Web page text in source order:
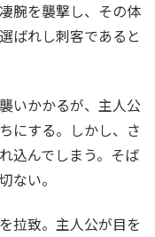
腕を襲撃し、その体
ばれし刺客であると
いかかるが、主人公
にする。しかし、さ
込んでしまう。そば
ない。
拉致。主人公が目を